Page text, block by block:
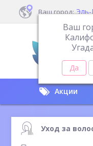
Ваш город:
Ваш
Акции
Уход за